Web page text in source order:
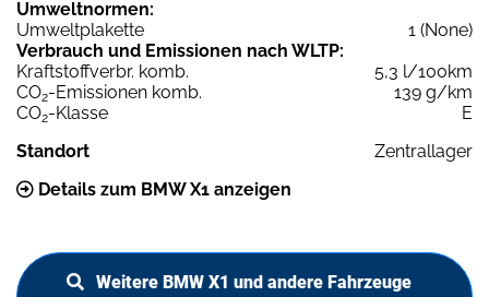
Umweltnormen:
Umweltplakette
1 (None)
Verbrauch und Emissionen nach WLTP:
Kraftstoffverbr. komb.
5,3 l/100km
CO2-Emissionen komb.
139 g/km
CO2-Klasse
E
Standort
Zentrallager
Details zum BMW X1 anzeigen
Weitere BMW X1 und andere Fahrzeuge